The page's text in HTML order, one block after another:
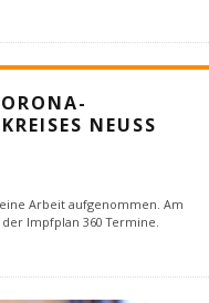
NEUSS
Arbeit aufgenommen. Am
der Impfplan 360 Termine.